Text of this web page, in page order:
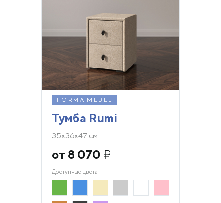
FORMA MEBEL
Тумба Rumi
35х36х47 см
от 8 070 ₽
Доступные цвета